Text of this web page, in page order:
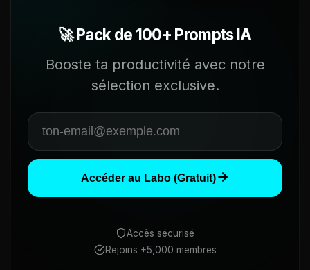
🚀 Pack de 100+ Prompts IA
Booste ta productivité avec notre
sélection exclusive.
Accéder au Labo (Gratuit)
Accès sécurisé
Rejoins +5,000 membres